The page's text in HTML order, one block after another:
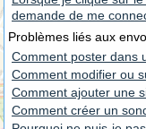
demande de me
Problèmes liés aux
Comment poster dans
Comment modifier ou
Comment ajouter une
Comment créer un